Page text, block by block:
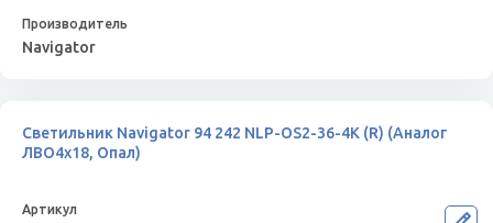
Navigator
Светильник Navigator 94 242 NLP-OS2-36-4K (R) (Аналог
ЛВО4х18, Опал)